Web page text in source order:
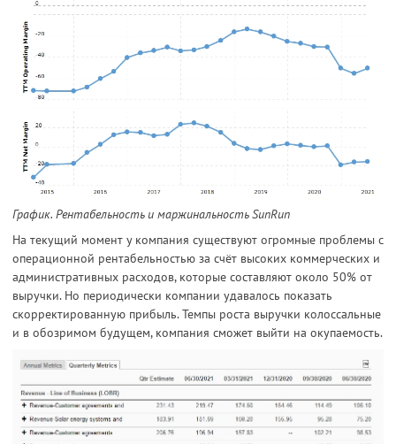
График. Рентабельность и маржинальность SunRun
На текущий момент у компания существуют огромные проблемы с
операционной рентабельностью за счёт высоких коммерческих и
административных расходов, которые составляют около 50% от
выручки. Но периодически компании удавалось показать
скорректированную прибыль. Темпы роста выручки колоссальные
и в обозримом будущем, компания сможет выйти на окупаемость.